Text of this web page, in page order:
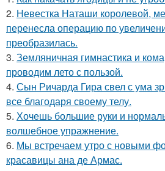
2. Невестка Наташи королевой,
перенесла операцию по
преобразилась.
3. Земляничная гимнастика и
проводим лето с пользой.
4. Сын Ричарда Гира свел с ума
все благодаря своему телу.
5. Хочешь большие руки и
волшебное упражнение.
6. Мы встречаем утро с новыми
красавицы ана де Армас.